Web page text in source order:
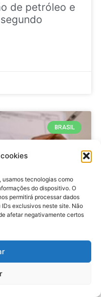
usamos tecnologias como
do dispositivo. O
permitirá processar dados
exclusivos neste site. Não
afetar negativamente certos
de petróleo e
BRASIL
adesão ao
2.0 é